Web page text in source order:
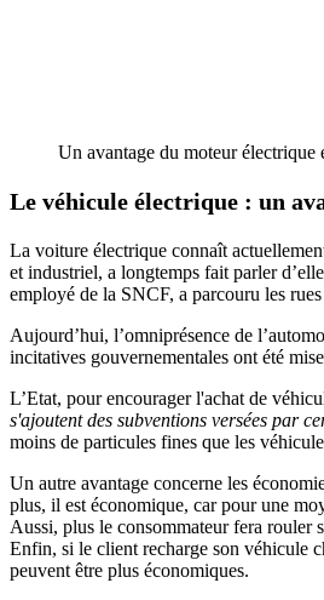
Un avantage du moteur
Le véhicule électrique : un
La voiture électrique connaît
et industriel, a longtemps fait parler
employé de la SNCF, a parcouru les
Aujourd’hui, l’omniprésence de
incitatives gouvernementales ont été
L’Etat, pour encourager l'achat de
s'ajoutent des subventions versées par
moins de particules fines que les
Un autre avantage concerne les
plus, il est économique, car pour une
Aussi, plus le consommateur fera rouler
Enfin, si le client recharge son véhicule
peuvent être plus économiques.